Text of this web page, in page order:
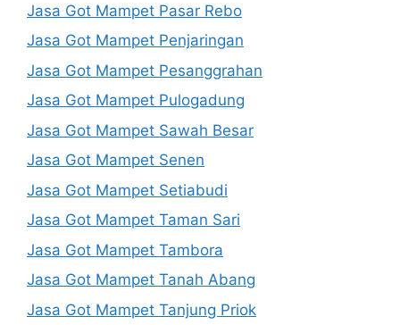
Jasa Got Mampet Pasar Rebo
Jasa Got Mampet Penjaringan
Jasa Got Mampet Pesanggrahan
Jasa Got Mampet Pulogadung
Jasa Got Mampet Sawah Besar
Jasa Got Mampet Senen
Jasa Got Mampet Setiabudi
Jasa Got Mampet Taman Sari
Jasa Got Mampet Tambora
Jasa Got Mampet Tanah Abang
Jasa Got Mampet Tanjung Priok